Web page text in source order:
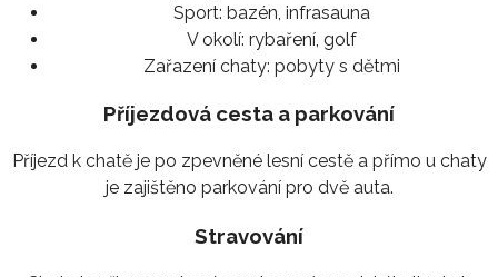
Sport: bazén, infrasauna
V okolí: rybaření, golf
Zařazení chaty: pobyty s dětmi
Příjezdová cesta a parkování
Příjezd k chatě je po zpevněné lesní cestě a přímo u chaty
je zajištěno parkování pro dvě auta.
Stravování